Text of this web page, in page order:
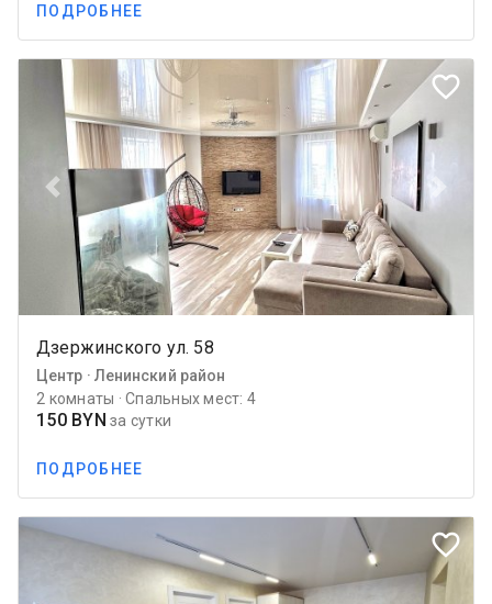
ПОДРОБНЕЕ
favorite_border
Previous Next
Дзержинского ул. 58
Центр · Ленинский район
2 комнаты · Спальных мест: 4
150 BYN за сутки
ПОДРОБНЕЕ
favorite_border